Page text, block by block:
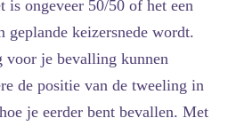
is ongeveer 50/50 of het een
geplande keizersnede wordt.
voor je bevalling kunnen
de positie van de tweeling in
je eerder bent bevallen. Met